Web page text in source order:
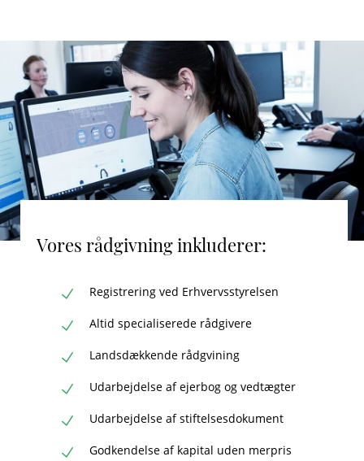
Vores rådgivning inkluderer:
Registrering ved Erhvervsstyrelsen
Altid specialiserede rådgivere
Landsdækkende rådgvining
Udarbejdelse af ejerbog og vedtægter
Udarbejdelse af stiftelsesdokument
Godkendelse af kapital uden merpris